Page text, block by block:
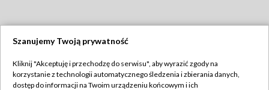
TVP
Szanujemy Twoją prywatność
Kliknij "Akceptuję i przechodzę do serwisu", aby wyrazić zgody na
korzystanie z technologii automatycznego śledzenia i zbierania danych,
dostęp do informacji na Twoim urządzeniu końcowym i ich